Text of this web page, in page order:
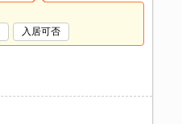
入居可否